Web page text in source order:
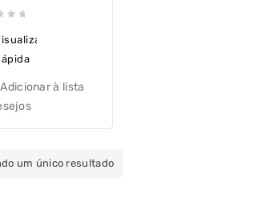
Adicionar à lista
um único resultado